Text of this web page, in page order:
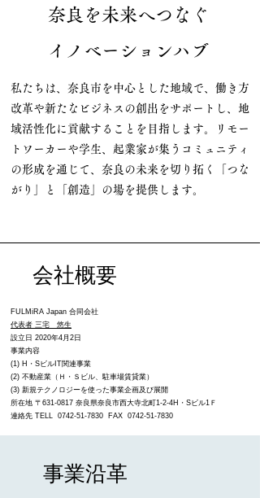
奈良を未来へつなぐ
イノベーションハブ
私たちは、奈良市を中心とした地域で、働き方
改革や新たなビジネスの創出をサポートし、地
域活性化に貢献することを目指します。リモー
トワーカーや学生、起業家が集うコミュニティ
の形成を通じて、奈良の未来を切り拓く「つな
がり」と「創造」の場を提供します。
会社概要
​FULMiRA Japan 合同会社
代表者 三宅 悠生​
設立日 2020年4月2日
事業内容
(1) H・SビルIT関連事業
(2) 不動産業（Ｈ・Ｓビル、駐車場賃貸業）
(3) 新規テクノロジーを使った事業企画及び展開
所在地 〒631-0817 奈良県奈良市西大寺北町1-2-4H・Sビル1Ｆ
連絡先 TELL 0742-51-7830 FAX 0742-51-7830
事業沿革